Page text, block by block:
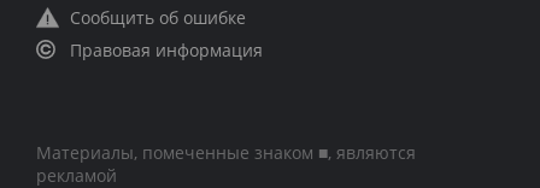
Сообщить об ошибке
Правовая информация
Материалы, помеченные знаком ■, являются
рекламой